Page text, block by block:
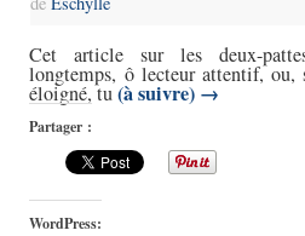
Cet article sur les deux-
longtemps, ô lecteur attentif,
éloigné, tu(à suivre) →
Partager :
WordPress: